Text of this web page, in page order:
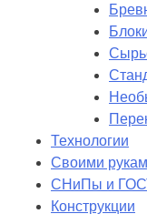
Технологии
Своими
СНиПы и
Конструкции